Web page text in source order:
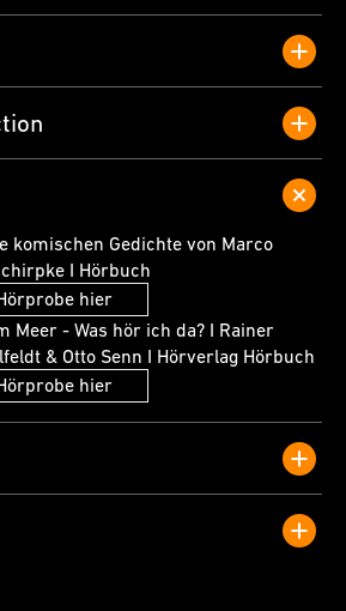
komischen Gedichte von Marco
I Hörbuch
hier
Meer - Was hör ich da? I Rainer
& Otto Senn I Hörverlag Hörbuch
hier